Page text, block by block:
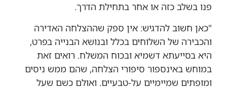
פנו בשלב כזה או אחר בתחילת הדרך.
"כאן חשוב להדגיש: אין ספק שההצלחה האדירה
והכבירה של השלוחים בכלל ובנושא הבנייה בפרט,
היא בסייעתא דשמיא ובכוח המשלח. רואים זאת
במוחש באינספור סיפורי הצלחה, שהם ממש ניסים
ומופתים שמיימיים על-טבעיים. ואולם כשם שעל